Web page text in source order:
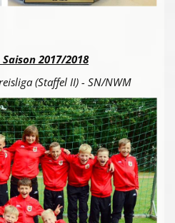
2017/2018
(Staffel II) - SN/NWM